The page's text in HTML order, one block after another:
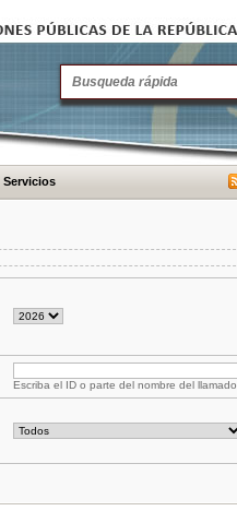
Servicios
Escriba el ID o parte del nombre del llamado